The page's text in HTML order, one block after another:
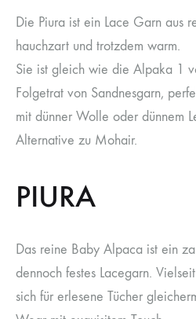
Die Piura ist ein Lace Garn aus
hauchzart und trotzdem warm.
Sie ist gleich wie die Alpaka 1
Folgetrat von Sandnesgarn,
mit dünner Wolle oder dünnem
Alternative zu Mohair.
PIURA
Das reine Baby Alpaca ist ein
dennoch festes Lacegarn.
sich für erlesene Tücher